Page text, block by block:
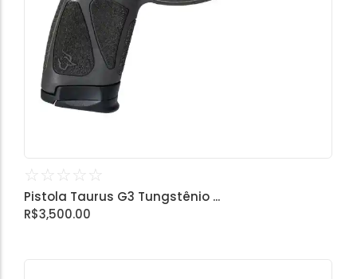
☆ ☆ ☆ ☆ ☆
Pistola Taurus G3 Tungstênio ...
R$3,500.00